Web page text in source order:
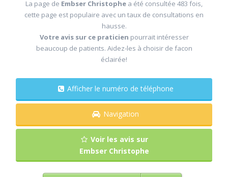
La page de Embser Christophe a été consultée 483 fois,
cette page est populaire avec un taux de consultations en
hausse.
Votre avis sur ce praticien pourrait intéresser
beaucoup de patients. Aidez-les à choisir de facon
éclairée!
Afficher le numéro de téléphone
Navigation
Voir les avis sur
Embser Christophe